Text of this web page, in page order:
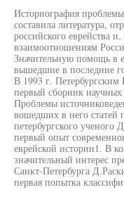
Историография
составила литература,
российского еврейства
взаимоотношениям
Значительную помощь в
вышедшие в последние
В 1993 г.
первый сборник научных
Проблемы
вошедших в него статей
петербургского
первый опыт
еврейской истории1. В
значительный интерес
Санкт-Петербурга
первая попытка